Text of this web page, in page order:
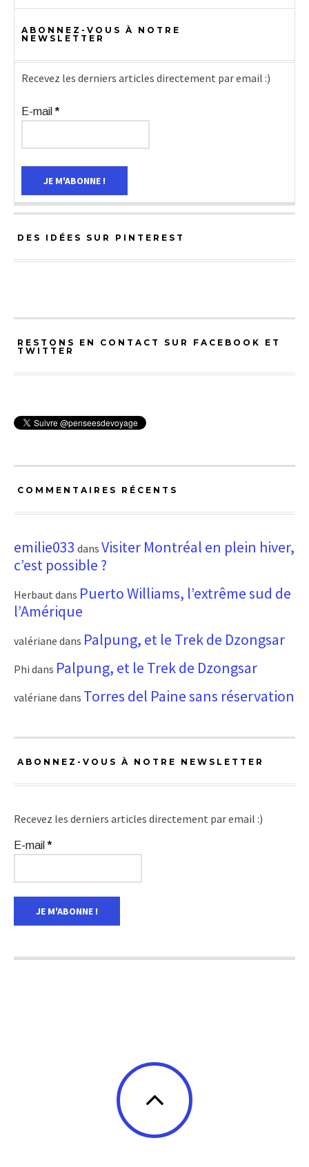
ABONNEZ-VOUS À NOTRE
NEWSLETTER
Recevez les derniers articles directement par email :)
E-mail*
DES IDÉES SUR PINTEREST
RESTONS EN CONTACT SUR FACEBOOK ET
TWITTER
COMMENTAIRES RÉCENTS
emilie033 dans Visiter Montréal en plein hiver,
c’est possible ?
Herbaut dans Puerto Williams, l’extrême sud de
l’Amérique
valériane dans Palpung, et le Trek de Dzongsar
Phi dans Palpung, et le Trek de Dzongsar
valériane dans Torres del Paine sans réservation
ABONNEZ-VOUS À NOTRE NEWSLETTER
Recevez les derniers articles directement par email :)
E-mail*